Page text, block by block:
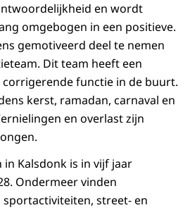
en wordt
omgebogen in een positieve.
gemotiveerd deel te nemen
Dit team heeft een
functie in de buurt.
kerst, ramadan, carnaval en
en overlast zijn
Kalsdonk is in vijf jaar
Ondermeer vinden
street- en